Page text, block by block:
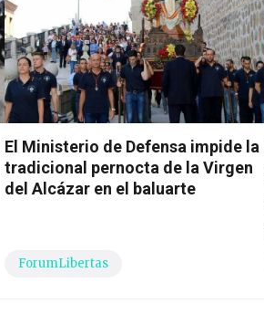
El Ministerio de Defensa impide la
tradicional pernocta de la Virgen
del Alcázar en el baluarte
ForumLibertas